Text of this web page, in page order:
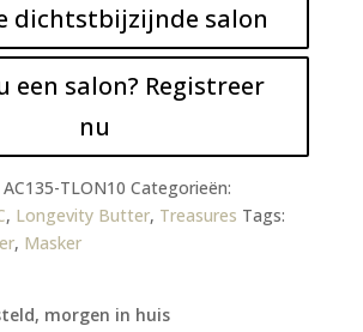
dichtstbijzijnde salon
een salon? Registreer
nu
AC135-TLON10 Categorieën:
, Longevity Butter, Treasures Tags:
, Masker
morgen in huis